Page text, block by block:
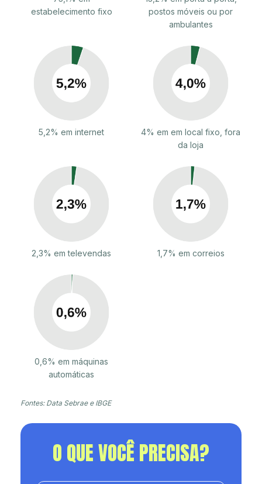
estabelecimento fixo
postos móveis ou por
ambulantes
5,2% em internet
4% em em local fixo, fora
da loja
2,3% em televendas 1,7% em correios
0,6% em máquinas
automáticas
Fontes: Data Sebrae e IBGE
O QUE VOCÊ PRECISA?